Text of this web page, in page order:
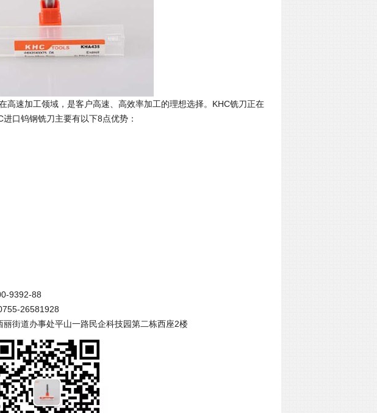
高速加工领域，是客户高速、高效率加工的理想选择。KHC铣刀正在
口钨钢铣刀主要有以下8点优势：
9392-88
26581928
街道办事处平山一路民企科技园第二栋西座2楼